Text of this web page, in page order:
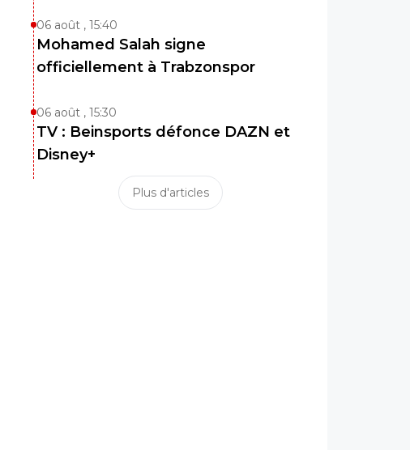
06 août , 15:40
Mohamed Salah signe
officiellement à Trabzonspor
06 août , 15:30
TV : Beinsports défonce DAZN et
Disney+
Plus d'articles